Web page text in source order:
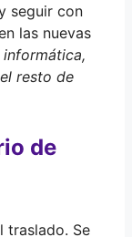
seguir con
las nuevas
resto de
de
traslado. Se